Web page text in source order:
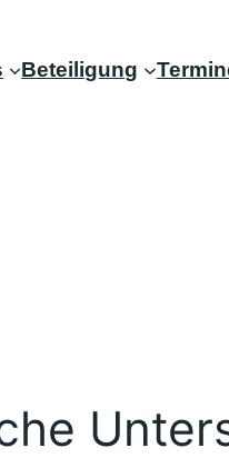
Beteiligung